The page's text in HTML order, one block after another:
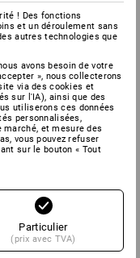
! Des fonctions
et un déroulement sans
autres technologies que
avons besoin de votre
», nous collecterons
via des cookies et
sur l'IA), ainsi que des
utiliserons ces données
personnalisées,
et mesure des
vous pouvez refuser
sur le bouton « Tout
Particulier
(prix avec TVA)